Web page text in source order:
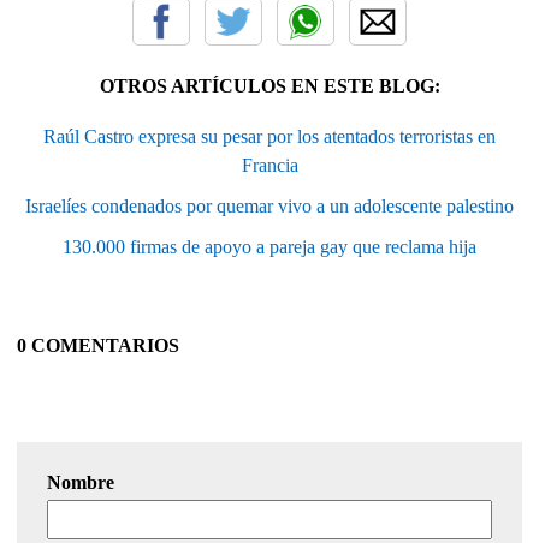
OTROS ARTÍCULOS EN ESTE BLOG:
Raúl Castro expresa su pesar por los atentados terroristas en
Francia
Israelíes condenados por quemar vivo a un adolescente palestino
130.000 firmas de apoyo a pareja gay que reclama hija
0 COMENTARIOS
Nombre